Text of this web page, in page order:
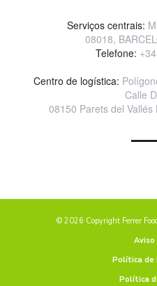
Serviços centrais:
08018,
Telefone:
Centro de logística:
Calle
08150 Parets del Vallés
© 2026 Copyright Ferrer
Política de
Política